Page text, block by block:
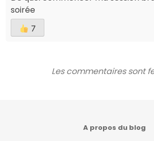
soirée
7
Les commentaires sont
A propos du blog